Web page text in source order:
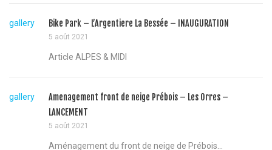
gallery Bike Park – L’Argentiere La Bessée – INAUGURATION
5 août 2021
Article ALPES & MIDI
gallery
Amenagement front de neige Prébois – Les Orres –
LANCEMENT
5 août 2021
Aménagement du front de neige de Prébois...